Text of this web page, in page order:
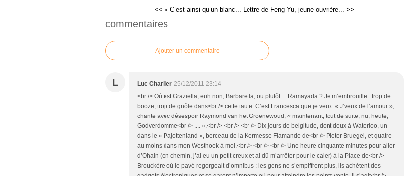
<< « C’est ainsi qu’un blanc... Lettre de Feng Yu, jeune ouvrière... >>
commentaires
Ajouter un commentaire
L Luc Charlier 25/12/2011 23:14
<br /> Où est Graziella, euh non, Barbarella, ou plutôt ... Ramayada ? Je m’embrouille : trop de
booze, trop de gnôle dans<br /> cette taule. C’est Francesca que je veux. « J’veux de l’amour »,
chante avec désespoir Raymond van het Groenewoud, « maintenant, tout de suite, nu, heute,
Godverdomme<br /> .... ».<br /> <br /> <br /> Dix jours de belgitude, dont deux à Waterloo, un
dans le « Pajottenland », berceau de la Kermesse Flamande de<br /> Pieter Bruegel, et quatre
au moins dans mon Westhoek à moi.<br /> <br /> <br /> Une heure cinquante minutes pour aller
d’Ohain (en chemin, j’ai eu un petit creux et ai dû m’arrêter pour le caler) à la Place de<br />
Brouckère où le pavé regorgeait d’omnibus : les gens ne s’empiffrent plus, ils achètent des